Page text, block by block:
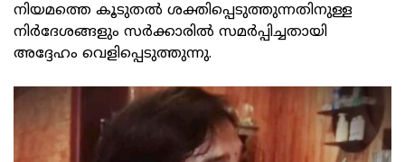
നിയമത്തെ കൂടുതല്‍ ശക്തിപ്പെടുത്തുന്നതിനുള്ള
നിര്‍ദേശങ്ങളും സര്‍ക്കാരില്‍ സമര്‍പ്പിച്ചതായി
അദ്ദേഹം വെളിപ്പെടുത്തുന്നു.